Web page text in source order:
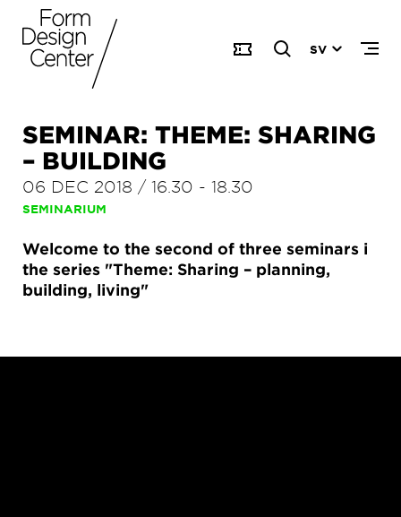
SV
SEMINAR: THEME: SHARING
– BUILDING
06 DEC 2018 / 16.30 - 18.30
SEMINARIUM
Welcome to the second of three seminars i
the series "Theme: Sharing – planning,
building, living"